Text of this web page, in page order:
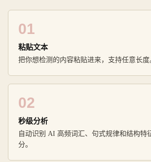
01
粘贴文本
把你想检测的内容粘贴进来，支持任意长度
02
秒级分析
自动识别 AI 高频词汇、句式规律和结构特
分。